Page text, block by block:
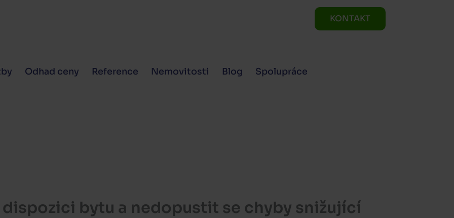
Odhad ceny Reference Nemovitosti Blog Spolupráce
KONTAKT
bytu a nedopustit se chyby snižující